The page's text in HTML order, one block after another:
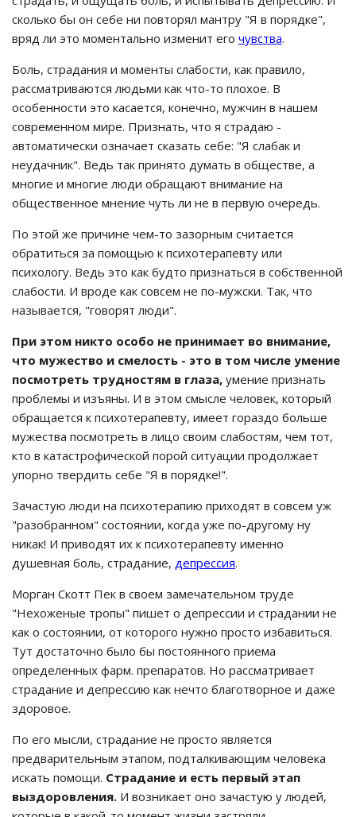
сколько бы он себе ни повторял мантру "Я в порядке",
вряд ли это моментально изменит его чувства.
Боль, страдания и моменты слабости, как правило,
рассматриваются людьми как что-то плохое. В
особенности это касается, конечно, мужчин в нашем
современном мире. Признать, что я страдаю -
автоматически означает сказать себе: "Я слабак и
неудачник". Ведь так принято думать в обществе, а
многие и многие люди обращают внимание на
общественное мнение чуть ли не в первую очередь.
По этой же причине чем-то зазорным считается
обратиться за помощью к психотерапевту или
психологу. Ведь это как будто признаться в собственной
слабости. И вроде как совсем не по-мужски. Так, что
называется, "говорят люди".
При этом никто особо не принимает во внимание,
что мужество и смелость - это в том числе умение
посмотреть трудностям в глаза, умение признать
проблемы и изъяны. И в этом смысле человек, который
обращается к психотерапевту, имеет гораздо больше
мужества посмотреть в лицо своим слабостям, чем тот,
кто в катастрофической порой ситуации продолжает
упорно твердить себе "Я в порядке!".
Зачастую люди на психотерапию приходят в совсем уж
"разобранном" состоянии, когда уже по-другому ну
никак! И приводят их к психотерапевту именно
душевная боль, страдание, депрессия.
Морган Скотт Пек в своем замечательном труде
"Нехоженые тропы" пишет о депрессии и страдании не
как о состоянии, от которого нужно просто избавиться.
Тут достаточно было бы постоянного приема
определенных фарм. препаратов. Но рассматривает
страдание и депрессию как нечто благотворное и даже
здоровое.
По его мысли, страдание не просто является
предварительным этапом, подталкивающим человека
искать помощи. Страдание и есть первый этап
выздоровления. И возникает оно зачастую у людей,